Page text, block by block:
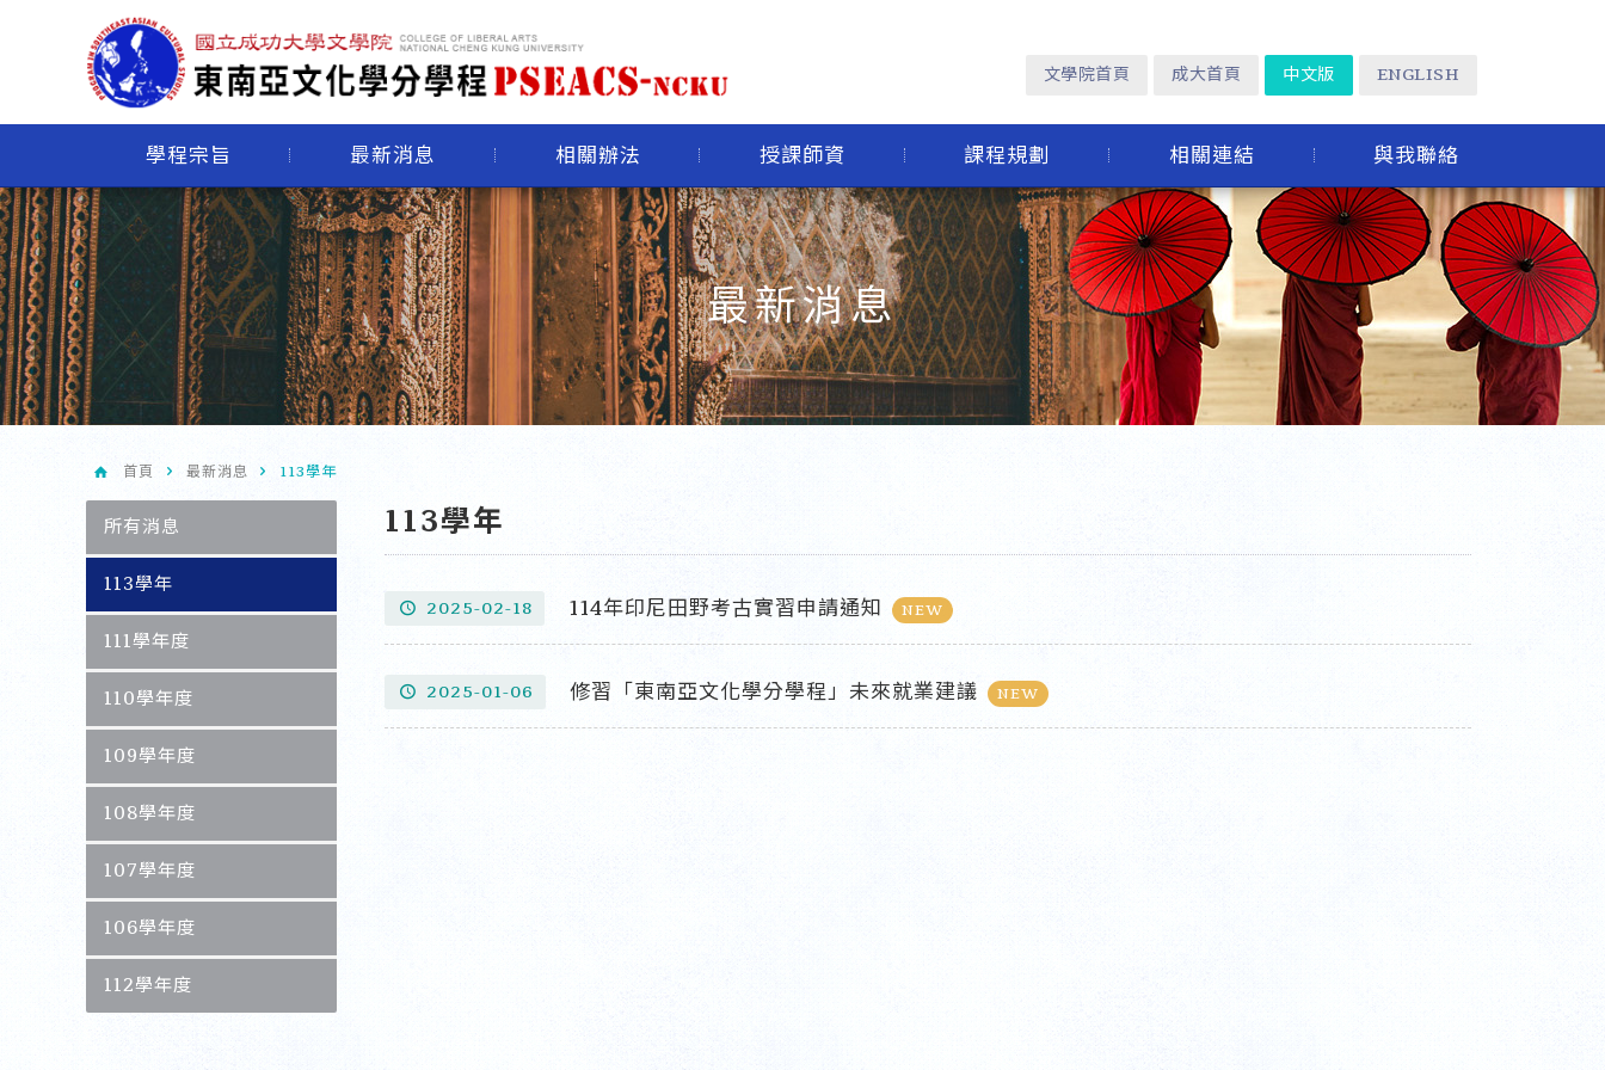
文學院首頁 成大首頁 中文版 ENGLISH
學程宗旨 最新消息 相關辦法 授課師資 課程規劃 相關連結 與我聯絡
最新消息
首頁 最新消息 113學年
所有消息
113學年
111學年度
110學年度
109學年度
108學年度
107學年度
106學年度
112學年度
113學年
2025-02-18 114年印尼田野考古實習申請通知 NEW
2025-01-06 修習「東南亞文化學分學程」未來就業建議 NEW